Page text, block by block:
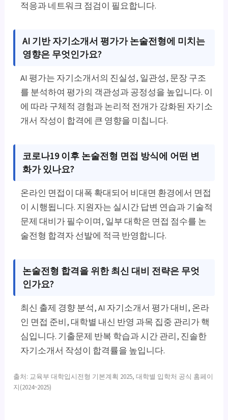
적응과 네트워크 점검이 필요합니다.
AI 기반 자기소개서 평가가 논술전형에 미치는
영향은 무엇인가요?
AI 평가는 자기소개서의 진실성, 일관성, 문장 구조
를 분석하여 평가의 객관성과 공정성을 높입니다. 이
에 따라 구체적 경험과 논리적 전개가 강화된 자기소
개서 작성이 합격에 큰 영향을 미칩니다.
코로나19 이후 논술전형 면접 방식에 어떤 변
화가 있나요?
온라인 면접이 대폭 확대되어 비대면 환경에서 면접
이 시행됩니다. 지원자는 실시간 답변 연습과 기술적
문제 대비가 필수이며, 일부 대학은 면접 점수를 논
술전형 합격자 선발에 적극 반영합니다.
논술전형 합격을 위한 최신 대비 전략은 무엇
인가요?
최신 출제 경향 분석, AI 자기소개서 평가 대비, 온라
인 면접 준비, 대학별 내신 반영 과목 집중 관리가 핵
심입니다. 기출문제 반복 학습과 시간 관리, 진솔한
자기소개서 작성이 합격률을 높입니다.
출처: 교육부 대학입시전형 기본계획 2025, 대학별 입학처 공식 홈페이
지(2024~2025)